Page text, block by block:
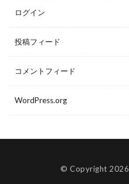
ログイン
投稿フィード
コメントフィード
WordPress.org
© Copyright 2026